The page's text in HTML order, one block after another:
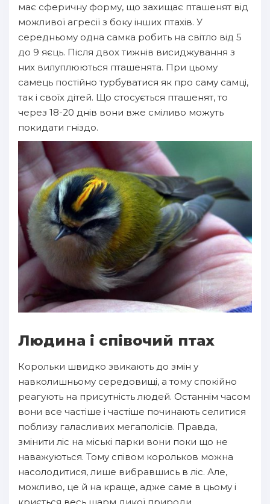
має сферичну форму, що захищає пташенят від
можливої агресії з боку інших птахів. У
середньому одна самка робить на світло від 5
до 9 яєць. Після двох тижнів висиджування з
них вилуплюються пташенята. При цьому
самець постійно турбуватися як про саму самці,
так і своїх дітей. Що стосується пташенят, то
через 18-20 днів вони вже сміливо можуть
покидати гніздо.
Людина і співочий птах
Корольки швидко звикають до змін у
навколишньому середовищі, а тому спокійно
реагують на присутність людей. Останнім часом
вони все частіше і частіше починають селитися
поблизу галасливих мегаполісів. Правда,
змінити ліс на міські парки вони поки що не
наважуються. Тому співом корольков можна
насолодитися, лише вибравшись в ліс. Але,
можливо, це й на краще, адже саме в цьому і